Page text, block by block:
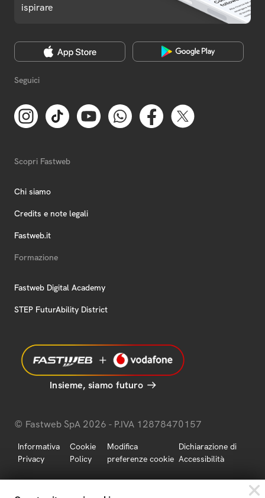
ispirare
Seguici
Scopri Fastweb
Chi siamo
Credits e note legali
Fastweb.it
Formazione
Fastweb Digital Academy
STEP FuturAbility District
Insieme, siamo futuro
© Fastweb SpA 2026 - P.IVA 12878470157
Informativa
Privacy
Cookie
Policy
Modifica
preferenze cookie
Dichiarazione di
Accessibilità